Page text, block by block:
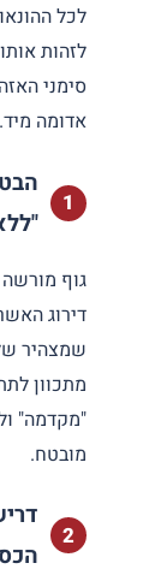
לכל
לזהות
סימני
אדומה מיד.
גוף
דירוג
שמצהיר
מתכוון
"מקדמה"
מובטח.